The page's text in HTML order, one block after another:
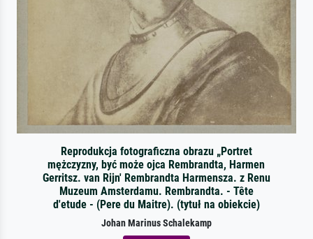
Reprodukcja fotograficzna obrazu „Portret
mężczyzny, być może ojca Rembrandta, Harmen
Gerritsz. van Rijn' Rembrandta Harmensza. z Renu
Muzeum Amsterdamu. Rembrandta. - Tête
d'etude - (Pere du Maitre). (tytuł na obiekcie)
Johan Marinus Schalekamp